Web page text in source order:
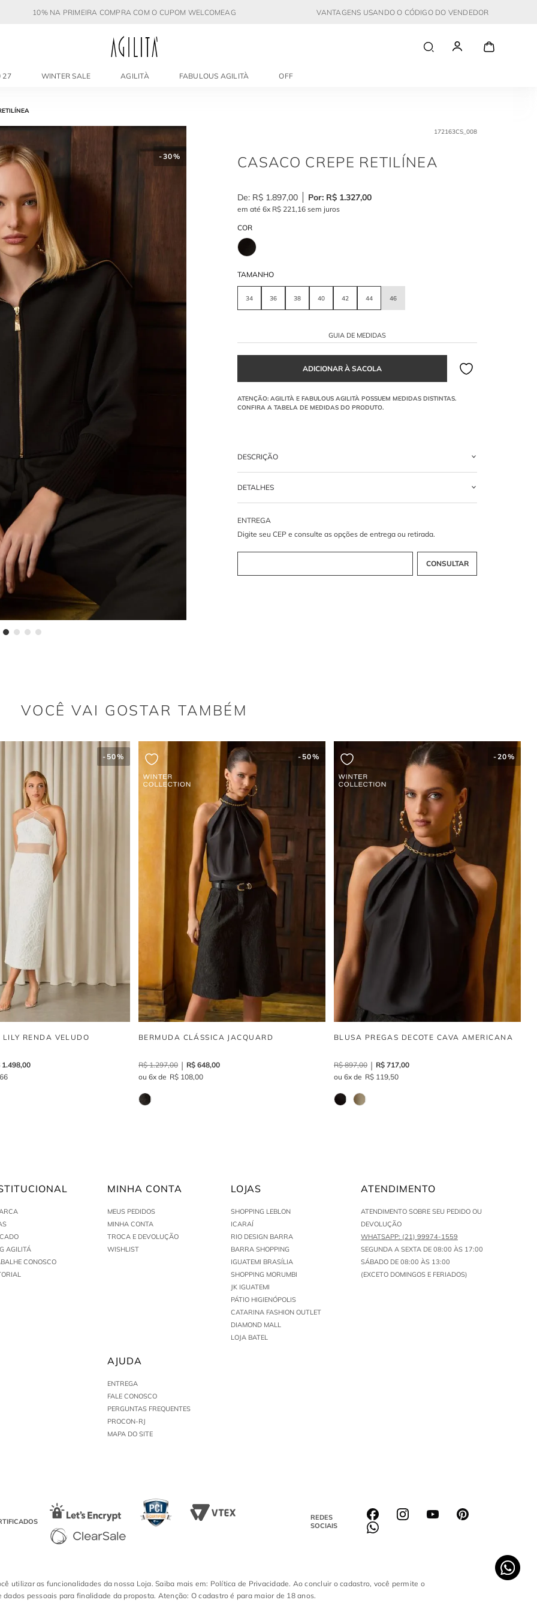
10% NA PRIMEIRA COMPRA COM O CUPOM WELCOMEAG VANTAGENS USANDO O CÓDIGO DO VENDEDOR
27 WINTER SALE AGILITÀ FABULOUS AGILITÀ OFF
-30%
172163CS_008
CASACO CREPE RETILÍNEA
R$ 1.897,00 R$ 1.327,00
em até 6x R$ 221,16 sem juros
COR
TAMANHO
34 36 38 40 42 44 46
GUIA DE MEDIDAS
DESCRIÇÃO
Casaco confeccionado em Crepe com Elastano. O modelo tem gola alta com
zíper frontal para fechamento.
O que a Retilínea adiciona ao design?
O detalhe em malha canelada confere um toque esportivo e um acabamento
Como o modelo se encaixa na tendência?
DETALHES
VOCÊ VAI GOSTAR TAMBÉM
- 50%
RENDA VELUDO
1.498,00
66
- 50%
BERMUDA CLÁSSICA JACQUARD
R$ 1.297,00 R$ 648,00
6
R$ 108,00
-20%
BLUSA PREGAS DECOTE CAVA AMERICANA
R$ 897,00 R$ 717,00
6
R$ 119,50
AGILITÁ
CONOSCO
MINHA CONTA
MEUS PEDIDOS
MINHA CONTA
TROCA E DEVOLUÇÃO
WISHLIST
AJUDA
ENTREGA
FALE CONOSCO
PERGUNTAS FREQUENTES
PROCON-RJ
MAPA DO SITE
LOJAS
SHOPPING LEBLON
ICARAÍ
RIO DESIGN BARRA
BARRA SHOPPING
IGUATEMI BRASÍLIA
SHOPPING MORUMBI
JK IGUATEMI
PÁTIO HIGIENÓPOLIS
CATARINA FASHION OUTLET
DIAMOND MALL
LOJA BATEL
ATENDIMENTO
ATENDIMENTO SOBRE SEU PEDIDO OU
DEVOLUÇÃO
WHATSAPP: (21) 99974-1559
SEGUNDA A SEXTA DE 08:00 ÀS 17:00
SÁBADO DE 08:00 ÀS 13:00
(EXCETO DOMINGOS E FERIADOS)
REDES
SOCIAIS
utilizar as funcionalidades da nossa Loja. Saiba mais em: Política de Privacidade. Ao concluir o cadastro, você permite o
dados pessoais para finalidade da proposta. Atenção: O cadastro é para maior de 18 anos.